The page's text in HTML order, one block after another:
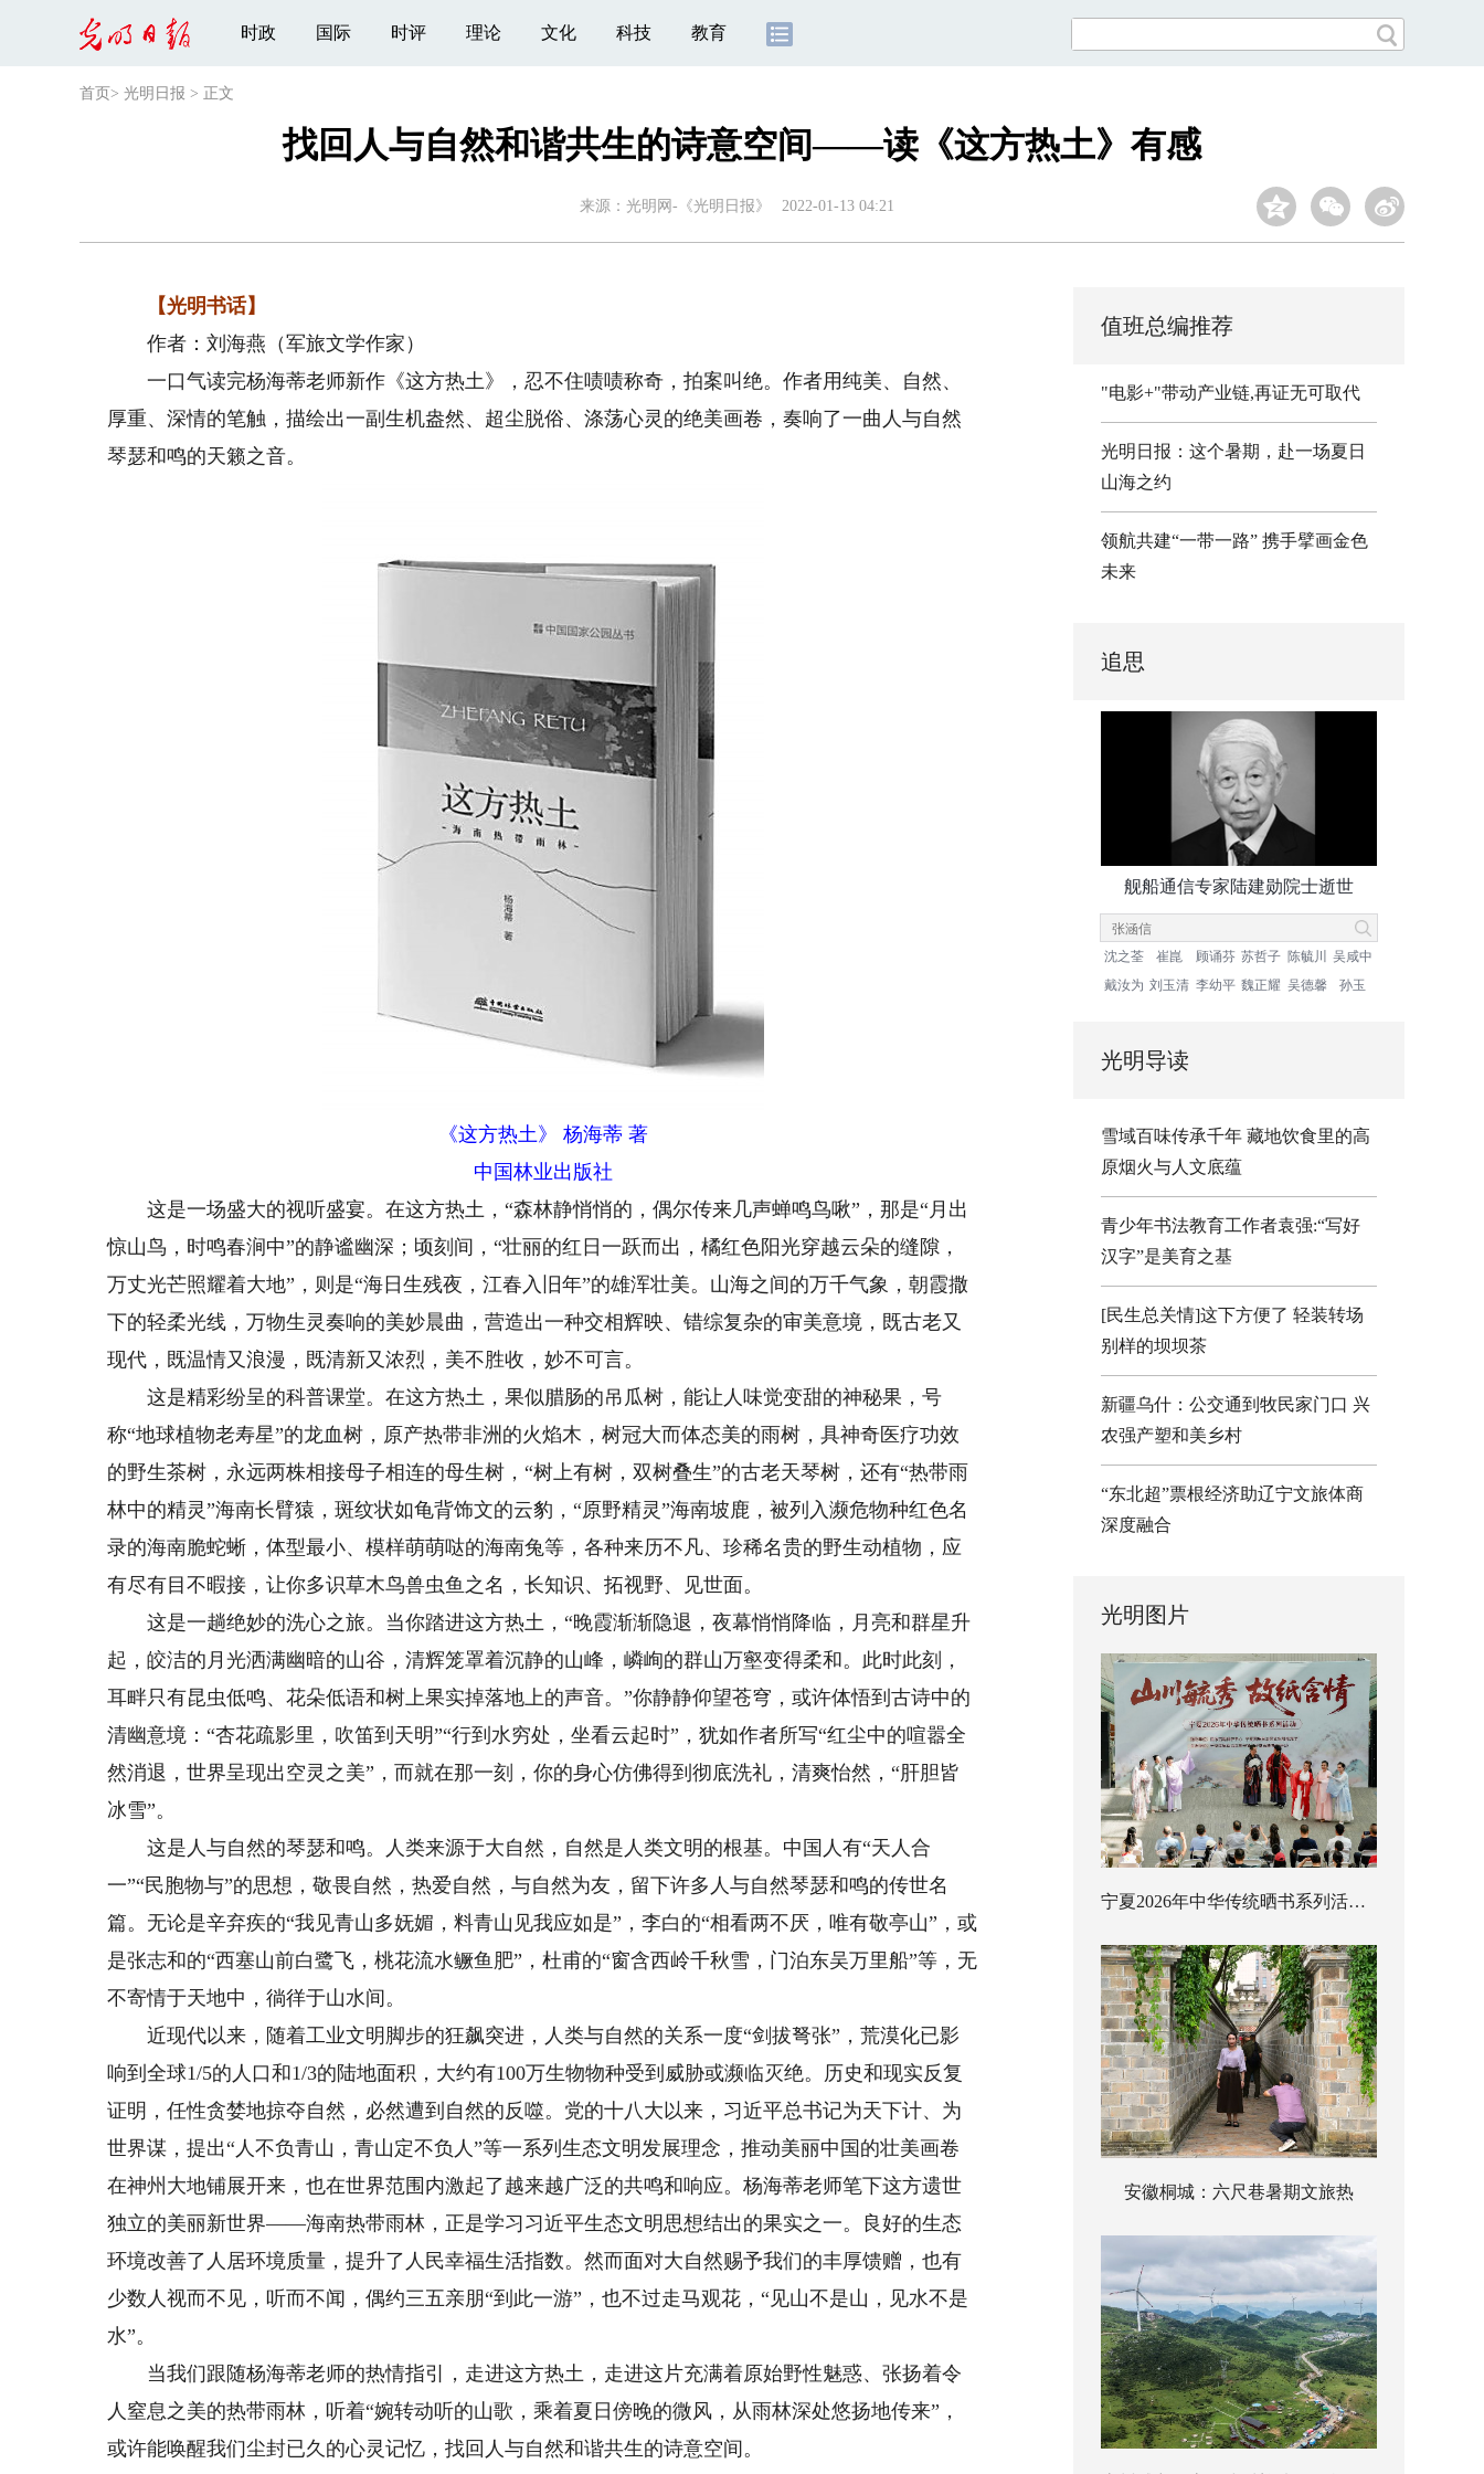
时政 国际 时评 理论 文化 科技 教育
首页 > 光明日报 > 正文
找回人与自然和谐共生的诗意空间——读《这方热土》有感
来源： 光明网-《光明日报》 2022-01-13 04:21
【光明书话】
作者：刘海燕（军旅文学作家）
一口气读完杨海蒂老师新作《这方热土》，忍不住啧啧称奇，拍案叫绝。作者用纯美、自然、
厚重、深情的笔触，描绘出一副生机盎然、超尘脱俗、涤荡心灵的绝美画卷，奏响了一曲人与自然
琴瑟和鸣的天籁之音。
《这方热土》 杨海蒂 著
中国林业出版社
这是一场盛大的视听盛宴。在这方热土，“森林静悄悄的，偶尔传来几声蝉鸣鸟啾”，那是“月出
惊山鸟，时鸣春涧中”的静谧幽深；顷刻间，“壮丽的红日一跃而出，橘红色阳光穿越云朵的缝隙，
万丈光芒照耀着大地”，则是“海日生残夜，江春入旧年”的雄浑壮美。山海之间的万千气象，朝霞撒
下的轻柔光线，万物生灵奏响的美妙晨曲，营造出一种交相辉映、错综复杂的审美意境，既古老又
现代，既温情又浪漫，既清新又浓烈，美不胜收，妙不可言。
这是精彩纷呈的科普课堂。在这方热土，果似腊肠的吊瓜树，能让人味觉变甜的神秘果，号
称“地球植物老寿星”的龙血树，原产热带非洲的火焰木，树冠大而体态美的雨树，具神奇医疗功效
的野生茶树，永远两株相接母子相连的母生树，“树上有树，双树叠生”的古老天琴树，还有“热带雨
林中的精灵”海南长臂猿，斑纹状如龟背饰文的云豹，“原野精灵”海南坡鹿，被列入濒危物种红色名
录的海南脆蛇蜥，体型最小、模样萌萌哒的海南兔等，各种来历不凡、珍稀名贵的野生动植物，应
有尽有目不暇接，让你多识草木鸟兽虫鱼之名，长知识、拓视野、见世面。
这是一趟绝妙的洗心之旅。当你踏进这方热土，“晚霞渐渐隐退，夜幕悄悄降临，月亮和群星升
起，皎洁的月光洒满幽暗的山谷，清辉笼罩着沉静的山峰，嶙峋的群山万壑变得柔和。此时此刻，
耳畔只有昆虫低鸣、花朵低语和树上果实掉落地上的声音。”你静静仰望苍穹，或许体悟到古诗中的
清幽意境：“杏花疏影里，吹笛到天明”“行到水穷处，坐看云起时”，犹如作者所写“红尘中的喧嚣全
然消退，世界呈现出空灵之美”，而就在那一刻，你的身心仿佛得到彻底洗礼，清爽怡然，“肝胆皆
冰雪”。
这是人与自然的琴瑟和鸣。人类来源于大自然，自然是人类文明的根基。中国人有“天人合
一”“民胞物与”的思想，敬畏自然，热爱自然，与自然为友，留下许多人与自然琴瑟和鸣的传世名
篇。无论是辛弃疾的“我见青山多妩媚，料青山见我应如是”，李白的“相看两不厌，唯有敬亭山”，或
是张志和的“西塞山前白鹭飞，桃花流水鳜鱼肥”，杜甫的“窗含西岭千秋雪，门泊东吴万里船”等，无
不寄情于天地中，徜徉于山水间。
近现代以来，随着工业文明脚步的狂飙突进，人类与自然的关系一度“剑拔弩张”，荒漠化已影
响到全球1/5的人口和1/3的陆地面积，大约有100万生物物种受到威胁或濒临灭绝。历史和现实反复
证明，任性贪婪地掠夺自然，必然遭到自然的反噬。党的十八大以来，习近平总书记为天下计、为
世界谋，提出“人不负青山，青山定不负人”等一系列生态文明发展理念，推动美丽中国的壮美画卷
在神州大地铺展开来，也在世界范围内激起了越来越广泛的共鸣和响应。杨海蒂老师笔下这方遗世
独立的美丽新世界——海南热带雨林，正是学习习近平生态文明思想结出的果实之一。良好的生态
环境改善了人居环境质量，提升了人民幸福生活指数。然而面对大自然赐予我们的丰厚馈赠，也有
少数人视而不见，听而不闻，偶约三五亲朋“到此一游”，也不过走马观花，“见山不是山，见水不是
水”。
当我们跟随杨海蒂老师的热情指引，走进这方热土，走进这片充满着原始野性魅惑、张扬着令
人窒息之美的热带雨林，听着“婉转动听的山歌，乘着夏日傍晚的微风，从雨林深处悠扬地传来”，
或许能唤醒我们尘封已久的心灵记忆，找回人与自然和谐共生的诗意空间。
值班总编推荐
"电影+"带动产业链,再证无可取代
光明日报：这个暑期，赴一场夏日
山海之约
领航共建“一带一路” 携手擘画金色
未来
追思
舰船通信专家陆建勋院士逝世
沈之荃 崔崑 顾诵芬 苏哲子 陈毓川
吴咸中
戴汝为 刘玉清 李幼平 魏正耀 吴德馨 孙玉
光明导读
雪域百味传承千年 藏地饮食里的高
原烟火与人文底蕴
青少年书法教育工作者袁强:“写好
汉字”是美育之基
[民生总关情]这下方便了 轻装转场
别样的坝坝茶
新疆乌什：公交通到牧民家门口 兴
农强产塑和美乡村
“东北超”票根经济助辽宁文旅体商
深度融合
光明图片
宁夏2026年中华传统晒书系列活动启幕
安徽桐城：六尺巷暑期文旅热